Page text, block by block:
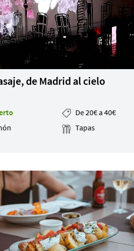
de Madrid al cielo
De 20€ a 40€
Tapas